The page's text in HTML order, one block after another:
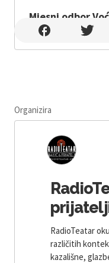
Mjesni odbor
Mjesni odbor Voćarska ,
Organizira
RadioTeatar
različitih
kazališne,